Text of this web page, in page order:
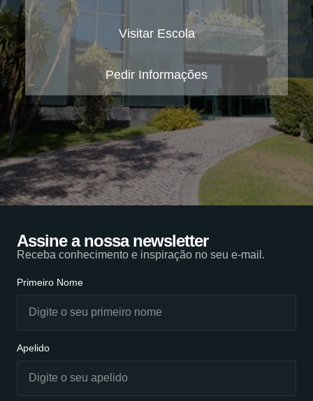
Visitar Escola
Pedir Informações
Assine a nossa newsletter
Receba conhecimento e inspiração no seu e-mail.
Primeiro Nome
Apelido